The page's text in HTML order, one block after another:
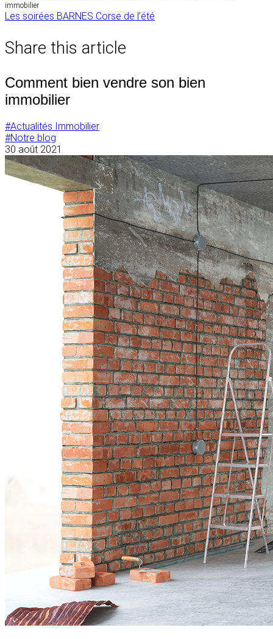
immobilier
Navigation
l’article
Les soirées BARNES Corse de l’été
Share this article
Comment bien vendre son bien
immobilier
#Actualités Immobilier
#Notre blog
30 août 2021